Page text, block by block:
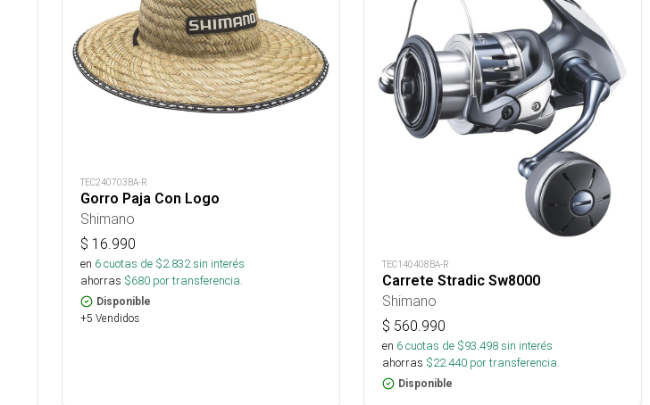
TEC240703BA-R
Gorro Paja Con Logo
Shimano
$ 16.990
en 6cuotas de $2.832sin interés
ahorras $680 por transferencia.
Disponible
+5 Vendidos
TEC140408BA-R
Carrete Stradic Sw8000
Shimano
$ 560.990
en 6cuotas de $93.498sin interés
ahorras $22.440 por transferencia.
Disponible